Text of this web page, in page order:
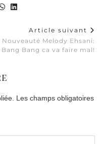
Article suivant
Nouveauté Melody Ehsani:
Bang Bang ca va faire mal!
Les champs obligatoires